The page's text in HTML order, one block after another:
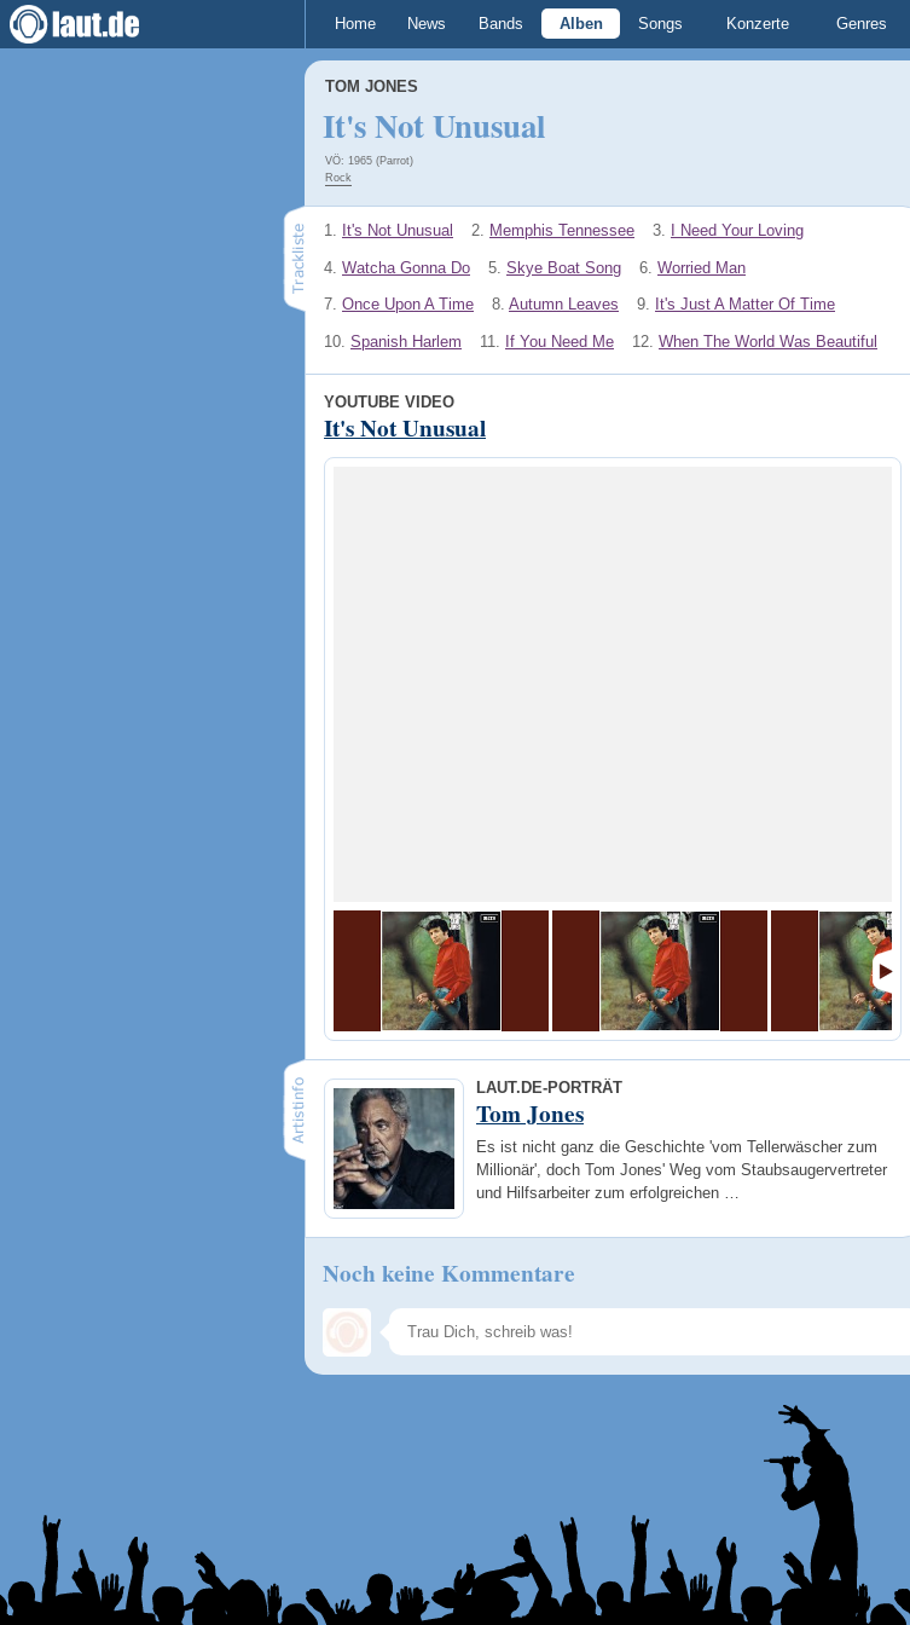
Home News Bands Alben Songs Konzerte Genres
TOM JONES
It's Not Unusual
VÖ: 1965 (Parrot)
Rock
1. It's Not Unusual 2. Memphis Tennessee 3. I Need Your Loving
4. Watcha Gonna Do 5. Skye Boat Song 6. Worried Man
7. Once Upon A Time 8. Autumn Leaves 9. It's Just A Matter Of Time
10. Spanish Harlem 11. If You Need Me 12. When The World Was Beautiful
YOUTUBE VIDEO
It's Not Unusual
LAUT.DE-PORTRÄT
Tom Jones
Es ist nicht ganz die Geschichte 'vom Tellerwäscher zum
Millionär', doch Tom Jones' Weg vom Staubsaugervertreter
und Hilfsarbeiter zum erfolgreichen …
Noch keine Kommentare
Speichern